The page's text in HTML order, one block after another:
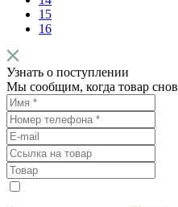
15
16
Узнать о поступлении
Мы сообщим, когда товар